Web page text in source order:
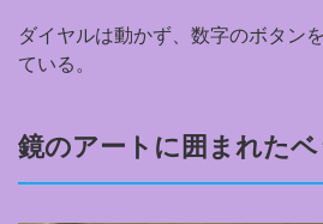
ダイヤルは動かず、数字のボタン
ている。
鏡のアートに囲まれた